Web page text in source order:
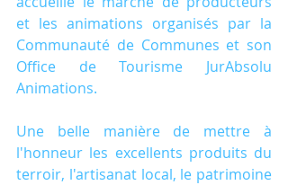
et les animations organisés par la
Communauté de Communes et son
Office de Tourisme JurAbsolu
Animations.
Une belle manière de mettre à
l'honneur les excellents produits du
terroir, l'artisanat local, le patrimoine